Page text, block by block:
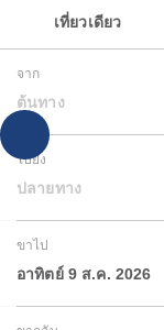
เที่ยวเดียว
จาก
ต้นทาง
ไปยัง
ปลายทาง
ขาไป
อาทิตย์ 9 ส.ค. 2026